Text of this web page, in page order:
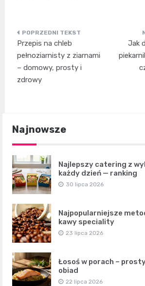
Nawigacja
wpisu
Przepis na chleb
pełnoziarnisty z ziarnami
– domowy, prosty i
zdrowy
Jak
Najnowsze
Najlepszy catering z
każdy dzień — ranking
30 lipca 2026
Najpopularniejsze
kawy speciality
23 lipca 2026
Łosoś w porach –
obiad
22 lipca 2026